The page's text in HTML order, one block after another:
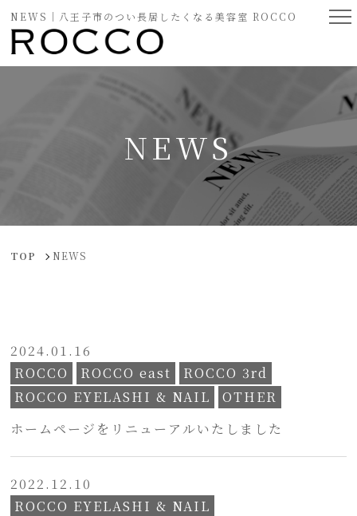
NEWS｜八王子市のつい長居したくなる美容室 ROCCO
NEWS
TOP NEWS
2024.01.16
ROCCO
ROCCO east
ROCCO 3rd
ROCCO EYELASHI & NAIL
OTHER
ホームページをリニューアルいたしました
2022.12.10
ROCCO EYELASHI & NAIL